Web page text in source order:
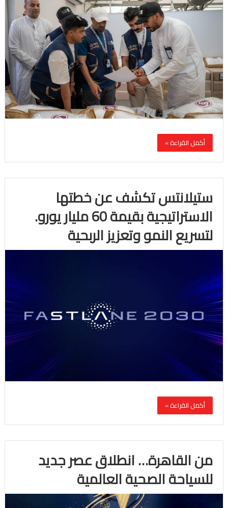
أكمل القراءة »
ستيلانتس تكشف عن خطتها
الاستراتيجية بقيمة 60 مليار يورو.
لتسريع النمو وتعزيز الربحية
أكمل القراءة »
من القاهرة… انطلاق عصر جديد
للسياحة الصحية العالمية